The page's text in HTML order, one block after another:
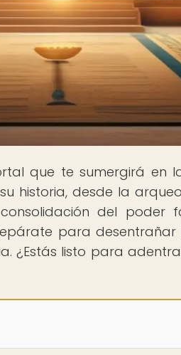
que te sumergirá en
historia, desde la
del poder
para
¿Estás listo para